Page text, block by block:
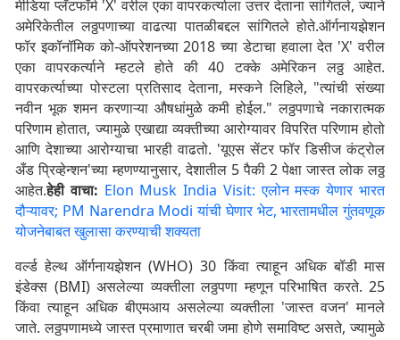
मीडिया प्लॅटफॉर्म 'X' वरील एका वापरकर्त्याला उत्तर देताना सांगितले, ज्याने
अमेरिकेतील लठ्ठपणाच्या वाढत्या पातळीबद्दल सांगितले होते.ऑर्गनायझेशन
फॉर इकॉनॉमिक को-ऑपरेशनच्या 2018 च्या डेटाचा हवाला देत 'X' वरील
एका वापरकर्त्याने म्हटले होते की 40 टक्के अमेरिकन लठ्ठ आहेत.
वापरकर्त्याच्या पोस्टला प्रतिसाद देताना, मस्कने लिहिले, "त्यांची संख्या
नवीन भूक शमन करणाऱ्या औषधांमुळे कमी होईल." लठ्ठपणाचे नकारात्मक
परिणाम होतात, ज्यामुळे एखाद्या व्यक्तीच्या आरोग्यावर विपरित परिणाम होतो
आणि देशाच्या आरोग्याचा भारही वाढतो. 'यूएस सेंटर फॉर डिसीज कंट्रोल
अँड प्रिव्हेन्शन'च्या म्हणण्यानुसार, देशातील 5 पैकी 2 पेक्षा जास्त लोक लठ्ठ
आहेत.हेही वाचा: Elon Musk India Visit: एलोन मस्क येणार भारत
दौऱ्यावर; PM Narendra Modi यांची घेणार भेट, भारतामधील गुंतवणूक
योजनेबाबत खुलासा करण्याची शक्यता
वर्ल्ड हेल्थ ऑर्गनायझेशन (WHO) 30 किंवा त्याहून अधिक बॉडी मास
इंडेक्स (BMI) असलेल्या व्यक्तीला लठ्ठपणा म्हणून परिभाषित करते. 25
किंवा त्याहून अधिक बीएमआय असलेल्या व्यक्तीला 'जास्त वजन' मानले
जाते. लठ्ठपणामध्ये जास्त प्रमाणात चरबी जमा होणे समाविष्ट असते, ज्यामुळे